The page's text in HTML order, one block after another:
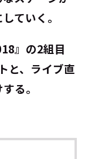
ていく。
』の2組目
と、ライブ直
る。